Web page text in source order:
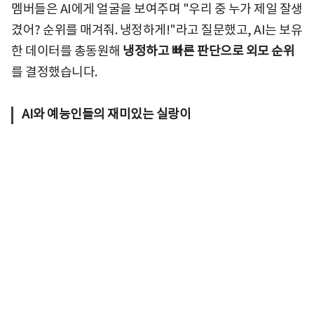
멤버들은 AI에게 얼굴을 보여주며 "우리 중 누가 제일 잘생
겼어? 순위를 매겨줘. 냉정하게!"라고 질문했고, AI는 보유
한 데이터를 총동원해 냉정하고 빠른 판단으로 외모 순위
를 결정했습니다.
AI와 예능인들의 재미있는 실랑이